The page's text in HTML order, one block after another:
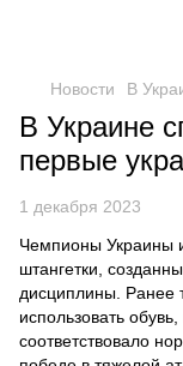
Новости В
В Украине
первые
1 декабря 2023
Чемпионы Украины
штангетки,
дисциплины. Ранее
использовать
соответствовало